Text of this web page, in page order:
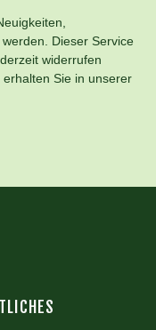
Dieser Service
widerrufen
Sie in unserer